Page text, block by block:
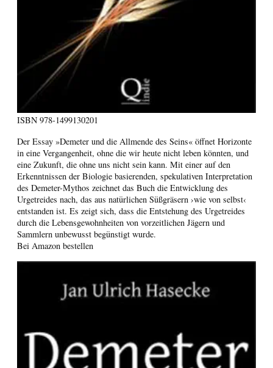
ISBN 978-1499130201
Der Essay »Demeter und die Allmende des Seins« öffnet Horizonte
in eine Vergangenheit, ohne die wir heute nicht leben könnten, und
eine Zukunft, die ohne uns nicht sein kann. Mit einer auf den
Erkenntnissen der Biologie basierenden, spekulativen Interpretation
des Demeter-Mythos zeichnet das Buch die Entwicklung des
Urgetreides nach, das aus natürlichen Süßgräsern ›wie von selbst‹
entstanden ist. Es zeigt sich, dass die Entstehung des Urgetreides
durch die Lebensgewohnheiten von vorzeitlichen Jägern und
Sammlern unbewusst begünstigt wurde.
Bei Amazon bestellen